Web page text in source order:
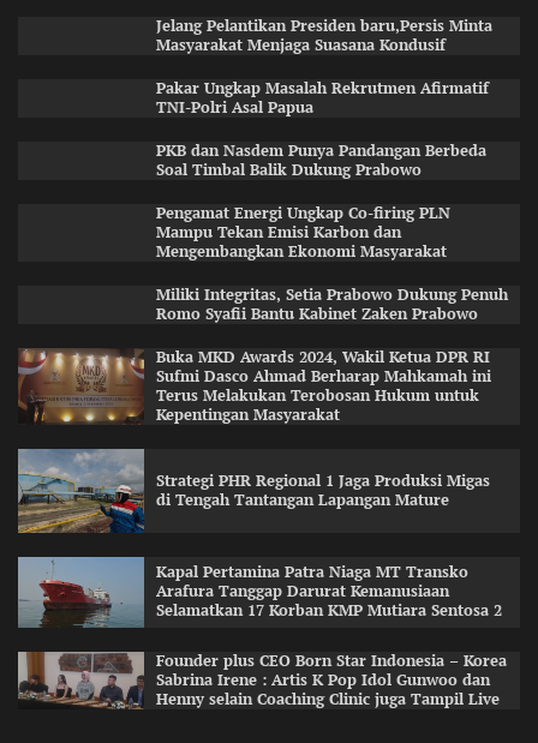
Jelang Pelantikan Presiden baru,Persis Minta
Masyarakat Menjaga Suasana Kondusif
Pakar Ungkap Masalah Rekrutmen Afirmatif
TNI-Polri Asal Papua
PKB dan Nasdem Punya Pandangan Berbeda
Soal Timbal Balik Dukung Prabowo
Pengamat Energi Ungkap Co-firing PLN
Mampu Tekan Emisi Karbon dan
Mengembangkan Ekonomi Masyarakat
Miliki Integritas, Setia Prabowo Dukung Penuh
Romo Syafii Bantu Kabinet Zaken Prabowo
Buka MKD Awards 2024, Wakil Ketua DPR RI
Sufmi Dasco Ahmad Berharap Mahkamah ini
Terus Melakukan Terobosan Hukum untuk
Kepentingan Masyarakat
Strategi PHR Regional 1 Jaga Produksi Migas
di Tengah Tantangan Lapangan Mature
Kapal Pertamina Patra Niaga MT Transko
Arafura Tanggap Darurat Kemanusiaan
Selamatkan 17 Korban KMP Mutiara Sentosa 2
Founder plus CEO Born Star Indonesia – Korea
Sabrina Irene : Artis K Pop Idol Gunwoo dan
Henny selain Coaching Clinic juga Tampil Live